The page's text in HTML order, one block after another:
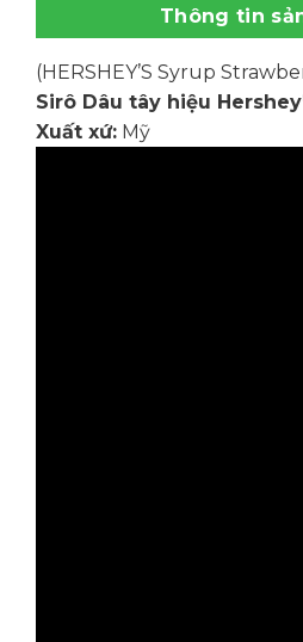
Thông tin
(HERSHEY’S Syrup
Sirô Dâu tây hiệu
Xuất xứ:Mỹ